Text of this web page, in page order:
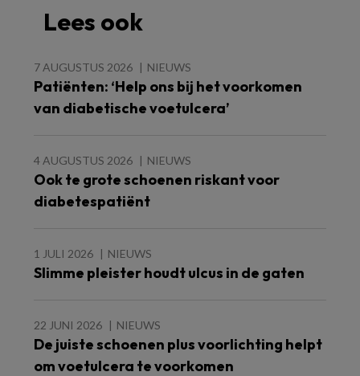
Lees ook
7 AUGUSTUS 2026 NIEUWS
Patiënten: ‘Help ons bij het voorkomen
van diabetische voetulcera’
4 AUGUSTUS 2026 NIEUWS
Ook te grote schoenen riskant voor
diabetespatiënt
1 JULI 2026 NIEUWS
Slimme pleister houdt ulcus in de gaten
22 JUNI 2026 NIEUWS
De juiste schoenen plus voorlichting helpt
om voetulcera te voorkomen